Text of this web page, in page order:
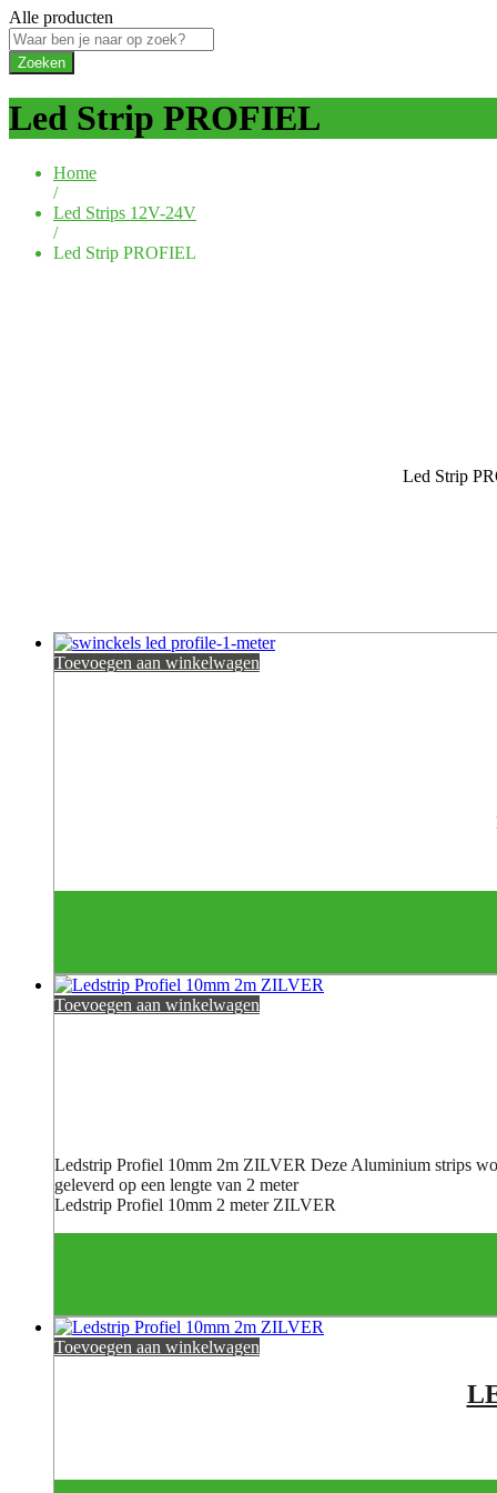
Alle producten
Zoeken
Led Strip PROFIEL
Home
/
Led Strips 12V-24V
/
Led Strip PROFIEL
Led Strip
Toevoegen aan winkelwagen
Toevoegen aan winkelwagen
Ledstrip Profiel 10mm 2m ZILVER Deze Aluminium strips
geleverd op een lengte van 2 meter
Ledstrip Profiel 10mm 2 meter ZILVER
Toevoegen aan winkelwagen